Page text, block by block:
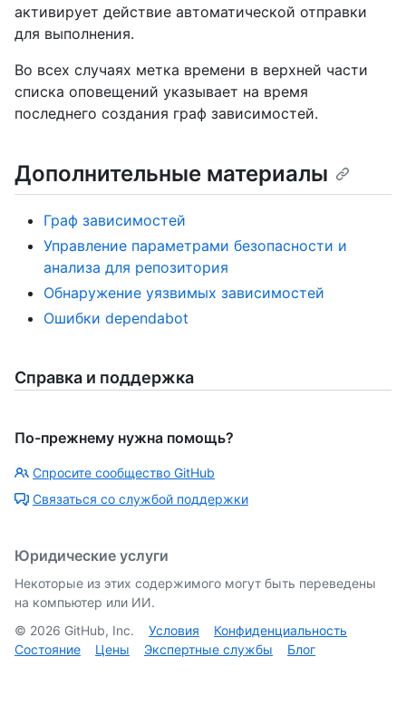
активирует действие автоматической отправки
для выполнения.
Во всех случаях метка времени в верхней части
списка оповещений указывает на время
последнего создания граф зависимостей.
Дополнительные материалы
Граф зависимостей
Управление параметрами безопасности и
анализа для репозитория
Обнаружение уязвимых зависимостей
Ошибки dependabot
Справка и поддержка
По-прежнему нужна помощь?
Спросите сообщество GitHub
Связаться со службой поддержки
Юридические услуги
Некоторые из этих содержимого могут быть переведены
на компьютер или ИИ.
© 2026 GitHub, Inc. Условия
Конфиденциальность
Состояние
Цены Экспертные службы Блог